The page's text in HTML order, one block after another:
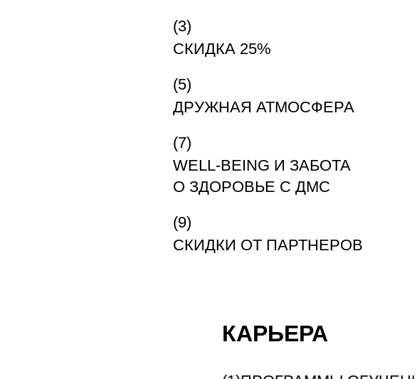
СКИДКА 25%
ДРУЖНАЯ АТМОСФЕРА
WELL-BEING И ЗАБОТА
О ЗДОРОВЬЕ С ДМС
СКИДКИ ОТ ПАРТНЕРОВ
КАРЬЕРА